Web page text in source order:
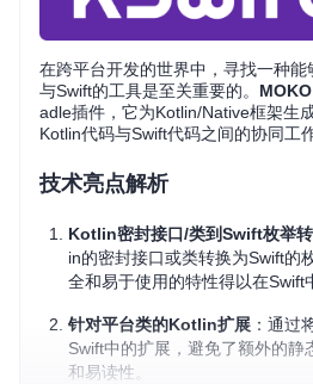
在跨平台开发的世界中，寻找一种
与Swift的工具是至关重要的。
adle插件，它为Kotlin/Native框架生
Kotlin代码与Swift代码之间的协同工
技术亮点解析
Kotlin密封接口/类到Swift枚举
in的密封接口或类转换为Swift的
全和易于使用的特性得以在Swift
针对平台类的Kotlin扩展 ：通过
Swift中的扩展，避免了额外的静
和易读性。